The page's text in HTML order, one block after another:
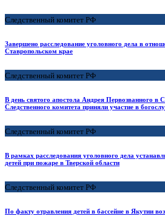
Следственный комитет РФ
Завершено расследование уголовного дела в
Ставропольском крае
Следственный комитет РФ
В день святого апостола Андрея Первозванного в
Следственного комитета приняли участие в
Следственный комитет РФ
В рамках расследования уголовного дела
детей при пожаре в Тверской области
Следственный комитет РФ
По факту отравления детей в бассейне в Якутии